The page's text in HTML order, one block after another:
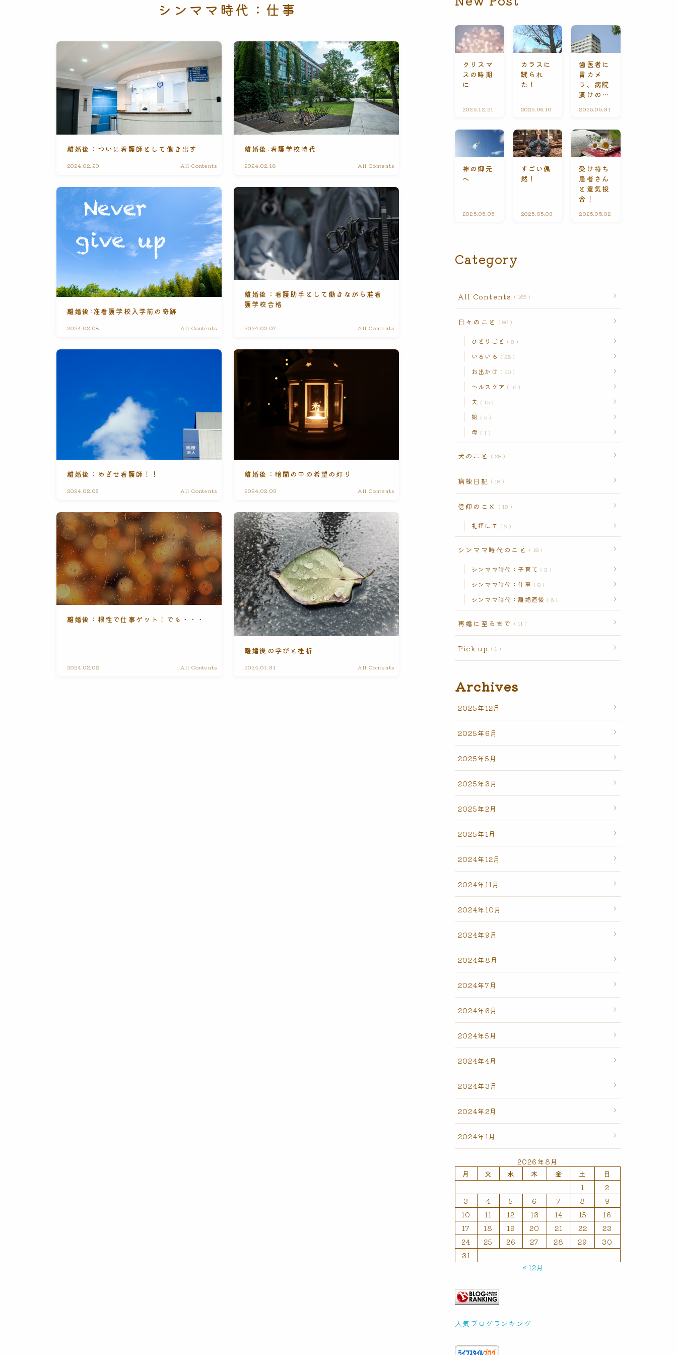
シンママ時代：仕事
離婚後：ついに看護師として働き出す
2024.02.20 All Contents
離婚後:看護学校時代
2024.02.18 All Contents
離婚後:准看護学校入学前の奇跡
2024.02.08 All Contents
離婚後：看護助手として働きながら准看
護学校合格
2024.02.07 All Contents
離婚後：めざせ看護師！！
2024.02.06 All Contents
離婚後：暗闇の中の希望の灯り
2024.02.03 All Contents
離婚後：根性で仕事ゲット！でも・・・
2024.02.02 All Contents
離婚後の学びと挫折
2024.01.31 All Contents
クリスマ
スの時期
に
2025.12.21
て
カラスに
蹴られ
た！
2025.06.10
ご
と
歯医者に
胃カメ
ラ、病院
漬けの休
2025.05.31
C
o
n
t
神の御元
へ
2025.05.05
t
e
すごい偶
然！
2025.05.03
受け持ち
患者さん
と意気投
合！
2025.05.02
Category
All Contents 165
日々のこと 86
ひとりごと 3
いろいろ 25
お出かけ 20
ヘルスケア 16
夫 15
娘 5
母 1
犬のこと 28
病棟日記 18
信仰のこと 13
礼拝にて 9
シンママ時代のこと 18
シンママ時代：子育て 3
シンママ時代：仕事 8
シンママ時代：離婚直後 6
再婚に至るまで 11
Pick up 1
Archives
2025年12月
2025年6月
2025年5月
2025年3月
2025年2月
2025年1月
2024年12月
2024年11月
2024年10月
2024年9月
2024年8月
2024年7月
2024年6月
2024年5月
2024年4月
2024年3月
2024年2月
2024年1月
2026年8月
月
火 水 木 金 土
日
1
2
3
4 5 6 7 8
9
10
11 12 13 14 15
16
17
18 19 20 21 22
23
24
25 26 27 28 29
30
31
« 12月
人気ブログランキング